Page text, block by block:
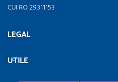
CUI RO 29311153
LEGAL
UTILE